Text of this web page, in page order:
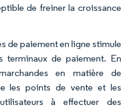
de freiner la croissance
de paiement en ligne stimule
terminaux de paiement. En
en matière de
les points de vente et les
à effectuer des